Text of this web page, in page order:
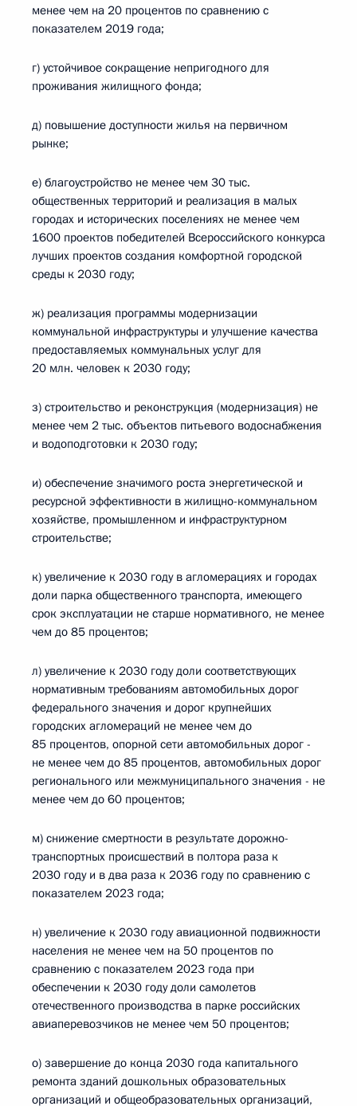
менее чем на 20 процентов по сравнению с
показателем 2019 года;
г) устойчивое сокращение непригодного для
проживания жилищного фонда;
д) повышение доступности жилья на первичном
рынке;
е) благоустройство не менее чем 30 тыс.
общественных территорий и реализация в малых
городах и исторических поселениях не менее чем
1600 проектов победителей Всероссийского конкурса
лучших проектов создания комфортной городской
среды к 2030 году;
ж) реализация программы модернизации
коммунальной инфраструктуры и улучшение качества
предоставляемых коммунальных услуг для
20 млн. человек к 2030 году;
з) строительство и реконструкция (модернизация) не
менее чем 2 тыс. объектов питьевого водоснабжения
и водоподготовки к 2030 году;
и) обеспечение значимого роста энергетической и
ресурсной эффективности в жилищно-коммунальном
хозяйстве, промышленном и инфраструктурном
строительстве;
к) увеличение к 2030 году в агломерациях и городах
доли парка общественного транспорта, имеющего
срок эксплуатации не старше нормативного, не менее
чем до 85 процентов;
л) увеличение к 2030 году доли соответствующих
нормативным требованиям автомобильных дорог
федерального значения и дорог крупнейших
городских агломераций не менее чем до
85 процентов, опорной сети автомобильных дорог -
не менее чем до 85 процентов, автомобильных дорог
регионального или межмуниципального значения - не
менее чем до 60 процентов;
м) снижение смертности в результате дорожно-
транспортных происшествий в полтора раза к
2030 году и в два раза к 2036 году по сравнению с
показателем 2023 года;
н) увеличение к 2030 году авиационной подвижности
населения не менее чем на 50 процентов по
сравнению с показателем 2023 года при
обеспечении к 2030 году доли самолетов
отечественного производства в парке российских
авиаперевозчиков не менее чем 50 процентов;
о) завершение до конца 2030 года капитального
ремонта зданий дошкольных образовательных
организаций и общеобразовательных организаций,